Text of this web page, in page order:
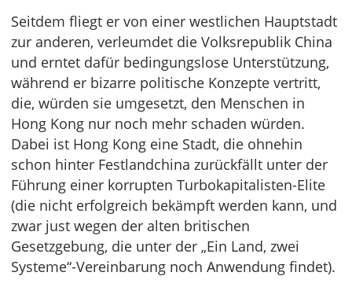
Seitdem fliegt er von einer westlichen Hauptstadt
zur anderen, verleumdet die Volksrepublik China
und erntet dafür bedingungslose Unterstützung,
während er bizarre politische Konzepte vertritt,
die, würden sie umgesetzt, den Menschen in
Hong Kong nur noch mehr schaden würden.
Dabei ist Hong Kong eine Stadt, die ohnehin
schon hinter Festlandchina zurückfällt unter der
Führung einer korrupten Turbokapitalisten-Elite
(die nicht erfolgreich bekämpft werden kann, und
zwar just wegen der alten britischen
Gesetzgebung, die unter der „Ein Land, zwei
Systeme“-Vereinbarung noch Anwendung findet).